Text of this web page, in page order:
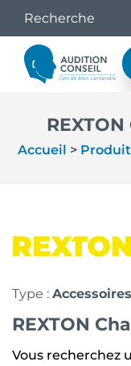
Accueil >
Type :
REXTON
Vous recherchez